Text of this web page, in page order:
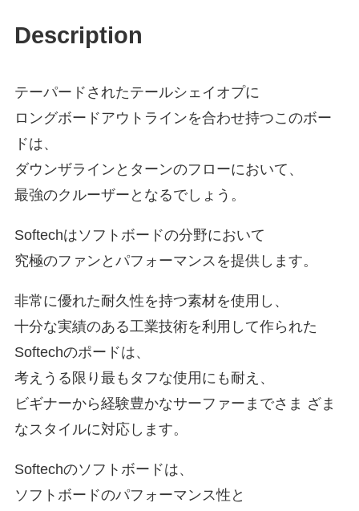
Description
テーパードされたテールシェイオプに
ロングボードアウトラインを合わせ持つこのボー
ドは、
ダウンザラインとターンのフローにおいて、
最強のクルーザーとなるでしょう。
Softechはソフトボードの分野において
究極のファンとパフォーマンスを提供します。
非常に優れた耐久性を持つ素材を使用し、
十分な実績のある工業技術を利用して作られた
Softechのポードは、
考えうる限り最もタフな使用にも耐え、
ビギナーから経験豊かなサーファーまでさま ざま
なスタイルに対応します。
Softechのソフトボードは、
ソフトボードのパフォーマンス性と